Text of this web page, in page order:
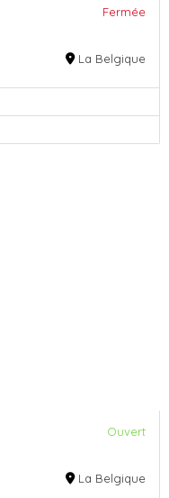
Fermée
La Belgique
Ouvert
La Belgique